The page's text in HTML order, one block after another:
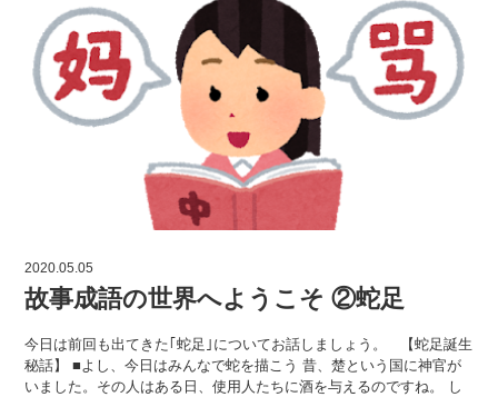
2020.05.05
故事成語の世界へようこそ ②蛇足
今日は前回も出てきた｢蛇足｣についてお話しましょう。 【蛇足誕生
秘話】 ■よし、今日はみんなで蛇を描こう 昔、楚という国に神官が
いました。その人はある日、使用人たちに酒を与えるのですね。 し